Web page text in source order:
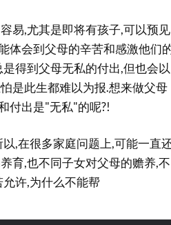
易,尤其是即将有孩子,可以预见
体会到父母的辛苦和感激他们
得到父母无私的付出,但也会以
是此生都难以为报.想来做父母
付出是"无私"的呢?!
,在很多家庭问题上,可能一直
育,也不同子女对父母的赡养,不
许,为什么不能帮